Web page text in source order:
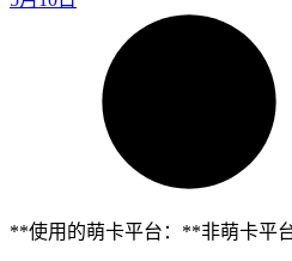
**使用的萌卡平台：**非萌卡平